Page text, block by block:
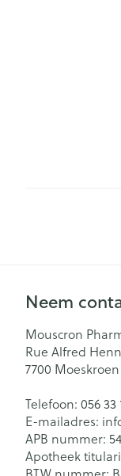
Neem
Mouscron
Rue Alfred
7700 Moeskroen
Telefoon: 056 33
E-mailadres:
APB nummer:
Apotheek